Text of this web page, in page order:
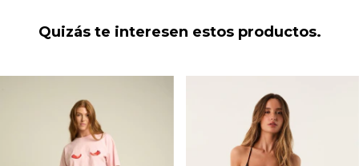
Quizás te interesen estos productos.